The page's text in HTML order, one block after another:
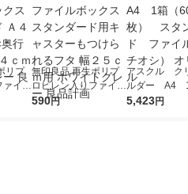
リプ
ァイル
ード
無印良品 再生ポリプ
ロピレン入りファイル
ボックススタンダード
590円
アスクル ク
ルダー A4
0枚） スタ
5,423円